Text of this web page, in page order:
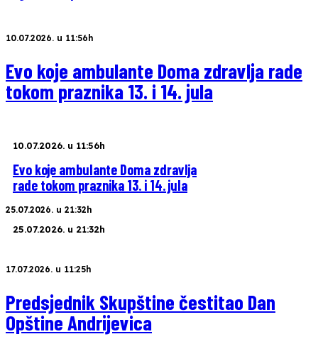
10.07.2026. u 11:56h
Evo koje ambulante Doma zdravlja rade
tokom praznika 13. i 14. jula
10.07.2026. u 11:56h
Evo koje ambulante Doma zdravlja
rade tokom praznika 13. i 14. jula
25.07.2026. u 21:32h
25.07.2026. u 21:32h
17.07.2026. u 11:25h
Predsjednik Skupštine čestitao Dan
Opštine Andrijevica